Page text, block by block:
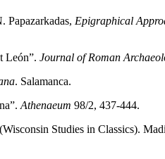
Papazarkadas, Epigraphical
León”. Journal of Roman
. Salamanca.
Athenaeum 98/2, 437-444.
(Wisconsin Studies in Classics).